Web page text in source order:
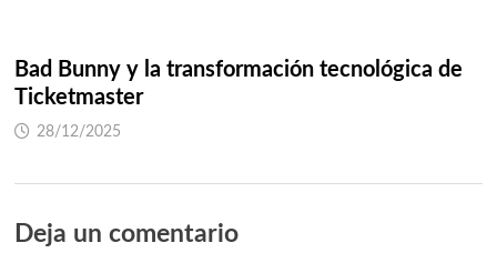
Bad Bunny y la transformación tecnológica de
Ticketmaster
28/12/2025
Deja un comentario